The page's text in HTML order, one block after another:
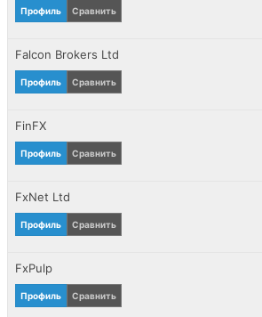
ZCash
Advcash
Litecoin
RaidoSpare
Профиль Сравнить
Falcon Brokers Ltd
Профиль Сравнить
FinFX
Профиль Сравнить
FxNet Ltd
Профиль Сравнить
FxPulp
Профиль Сравнить